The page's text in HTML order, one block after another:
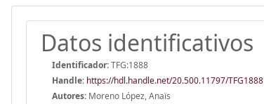
Datos identificativos
Identificador:TFG:1888
Handle: https://hdl.handle.net/20.500.11797/TFG1888
Autores: Moreno López, Anaïs